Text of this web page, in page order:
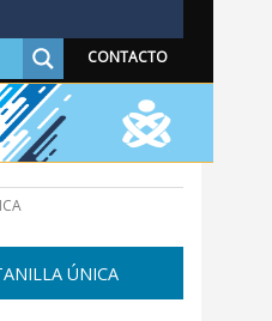
CONTACTO
ÚNICA